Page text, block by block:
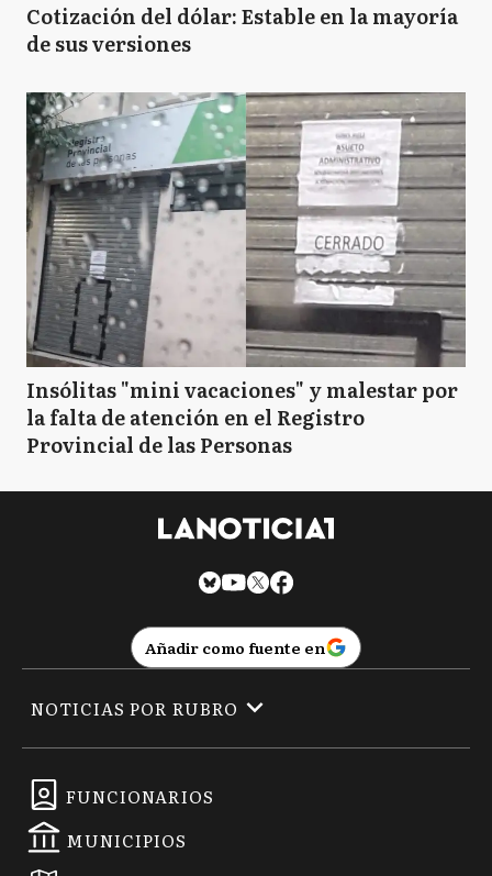
Cotización del dólar: Estable en la mayoría
de sus versiones
Insólitas "mini vacaciones" y malestar por
la falta de atención en el Registro
Provincial de las Personas
Añadir como fuente en
FUNCIONARIOS
MUNICIPIOS
NOTICIAS POR RUBRO